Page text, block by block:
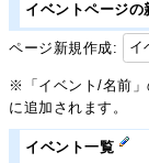
イベントページの
ページ新規作成:
※「イベント/名前」
に追加されます。
イベント一覧